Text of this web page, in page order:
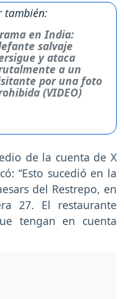
también:
en India:
salvaje
y ataca
a un
por una foto
(VIDEO)
de la cuenta de X
“Esto sucedió en la
del Restrepo, en
27. El restaurante
tengan en cuenta